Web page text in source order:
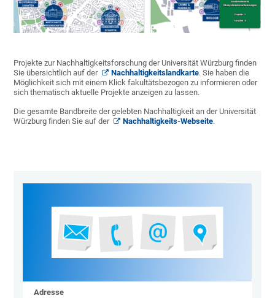
Projekte zur Nachhaltigkeitsforschung der Universität Würzburg finden
Sie übersichtlich auf der
Nachhaltigkeitslandkarte. Sie haben die
Möglichkeit sich mit einem Klick fakultätsbezogen zu informieren oder
sich thematisch aktuelle Projekte anzeigen zu lassen.
Die gesamte Bandbreite der gelebten Nachhaltigkeit an der Universität
Würzburg finden Sie auf der
Nachhaltigkeits-Webseite.
Adresse